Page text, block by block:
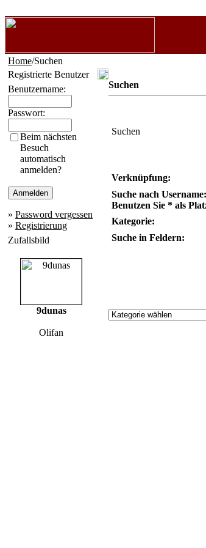
Home/Suchen
Registrierte Benutzer
Benutzername:
Passwort:
Beim nächsten
Besuch
automatisch
anmelden?
» Password vergessen
» Registrierung
Zufallsbild
9dunas
Olifan
Suchen
Suchen
Verknüpfung:
Suche nach Username:
Benutzen Sie * als
Kategorie:
Suche in Feldern: